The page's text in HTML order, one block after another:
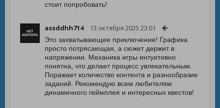
стоит попробовать!
assddhh714 13 октября 2025 23:01
Это захватывающее приключение! Графика
просто потрясающая, а сюжет держит в
напряжении. Механика игры интуитивно
понятна, что делает процесс увлекательным.
Поражает количество контента и разнообразие
заданий. Рекомендую всем любителям
динамичного геймплея и интересных квестов!